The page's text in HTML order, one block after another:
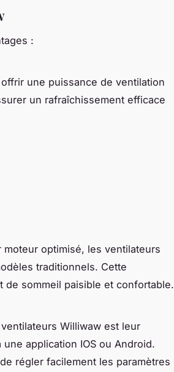
:
une puissance de ventilation
un rafraîchissement efficace
optimisé, les ventilateurs
traditionnels. Cette
sommeil paisible et confortable.
Williwaw est leur
application IOS ou Android.
régler facilement les paramètres